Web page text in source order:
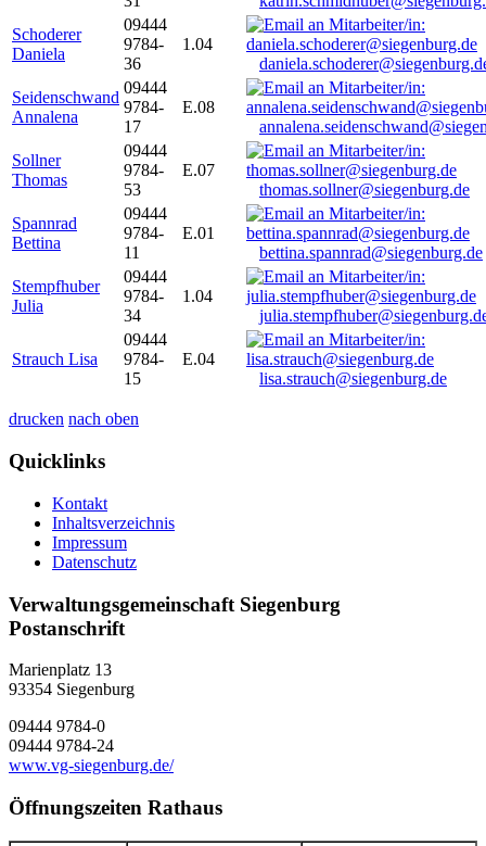
Schoderer
Daniela
09444
9784-
36
1.04
Seidenschwand
Annalena
09444
9784-
17
E.08
Sollner
Thomas
09444
9784-
53
E.07
thomas.sollner@siegenburg.de
Spannrad
Bettina
09444
9784-
11
E.01
bettina.spannrad@siegenburg.de
Stempfhuber
Julia
09444
9784-
34
1.04
Strauch Lisa
09444
9784-
15
E.04
lisa.strauch@siegenburg.de
drucken nach oben
Quicklinks
Kontakt
Inhaltsverzeichnis
Impressum
Datenschutz
Verwaltungsgemeinschaft Siegenburg
Postanschrift
Marienplatz 13
93354 Siegenburg
09444 9784-0
09444 9784-24
www.vg-siegenburg.de/
Öffnungszeiten Rathaus